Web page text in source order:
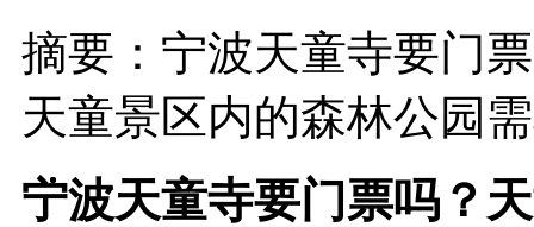
摘要：宁波天童寺要门
天童景区内的森林公园
宁波天童寺要门票吗？